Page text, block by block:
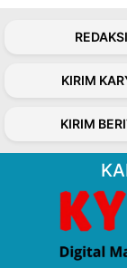
REDAKSI
KIRIM
KIRIM